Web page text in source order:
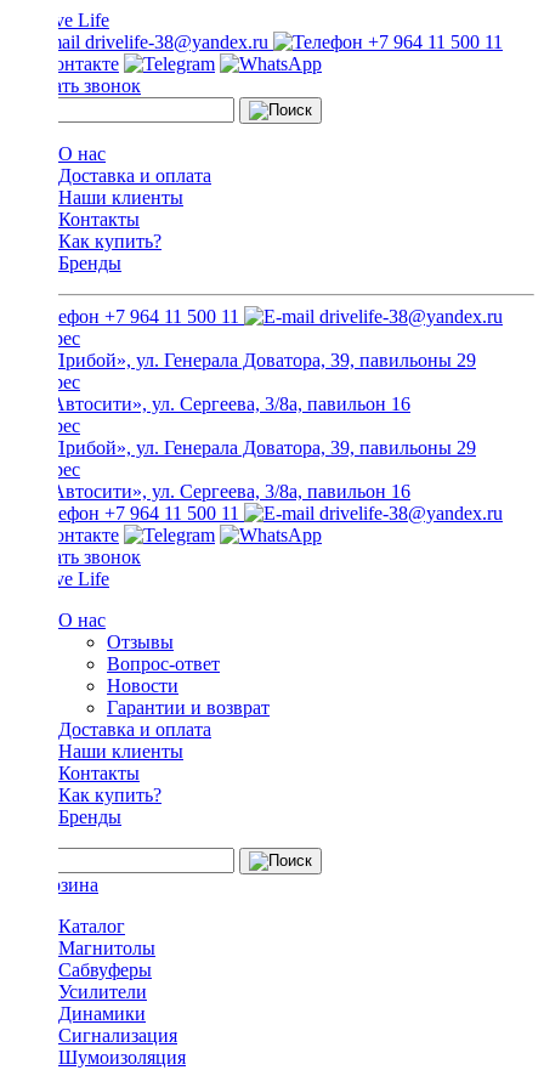
drivelife-38@yandex.ru +7 964 11 500 11
Заказать звонок
О нас
Доставка и оплата
Наши клиенты
Контакты
Как купить?
Бренды
+7 964 11 500 11 drivelife-38@yandex.ru
ТЦ «Прибой», ул. Генерала Доватора, 39, павильоны 29
ТЦ «Автосити», ул. Сергеева, 3/8а, павильон 16
ТЦ «Прибой», ул. Генерала Доватора, 39, павильоны 29
ТЦ «Автосити», ул. Сергеева, 3/8а, павильон 16
+7 964 11 500 11
drivelife-38@yandex.ru
Заказать звонок
О нас
Отзывы
Вопрос-ответ
Новости
Гарантии и возврат
Доставка и оплата
Наши клиенты
Контакты
Как купить?
Бренды
Каталог
Магнитолы
Сабвуферы
Усилители
Динамики
Сигнализация
Шумоизоляция